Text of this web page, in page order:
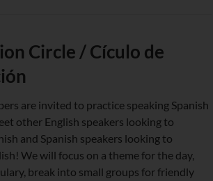
Circle / Cículo de
are invited to practice speaking Spanish
other English speakers looking to
and Spanish speakers looking to
We will focus on a theme for the day,
break into small groups for friendly